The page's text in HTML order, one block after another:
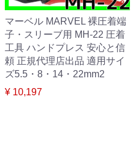
マーベル MARVEL 裸圧着端
子・スリーブ用 MH-22 圧着
工具 ハンドプレス 安心と信
頼 正規代理店出品 適用サイ
ズ5.5・8・14・22mm2
¥ 10,197